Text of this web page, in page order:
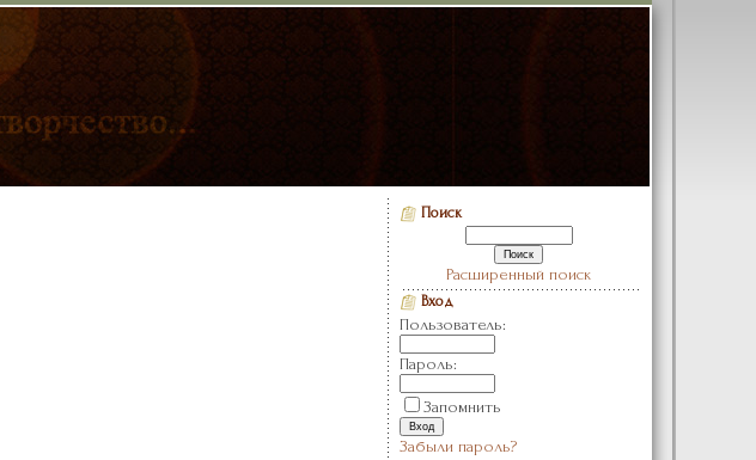
Поиск
Расширенный поиск
Вход
Пользователь:
Пароль:
Запомнить
Забыли пароль?